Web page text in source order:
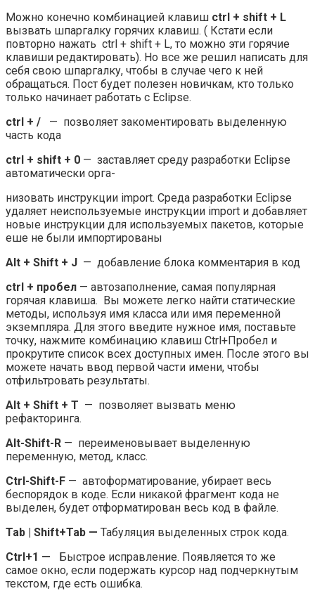
Можно конечно комбинацией клавиш ctrl + shift + L
вызвать шпаргалку горячих клавиш. ( Кстати если
повторно нажать ctrl + shift + L, то можно эти горячие
клавиши редактировать). Но все же решил написать для
себя свою шпаргалку, чтобы в случае чего к ней
обращаться. Пост будет полезен новичкам, кто только
только начинает работать с Eclipse.
ctrl + / — позволяет закоментировать выделенную
часть кода
ctrl + shift + 0 — заставляет среду разработки Eclipse
автоматически орга-
низовать инструкции import. Среда разработки Eclipse
удаляет неиспользуемые инструкции import и добавляет
новые инструкции для используемых пакетов, которые
еше не были импортированы
Alt + Shift + J — добавление блока комментария в код
ctrl + пробел — автозаполнение, самая популярная
горячая клавиша. Вы можете легко найти статические
методы, используя имя класса или имя переменной
экземпляра. Для этого введите нужное имя, поставьте
точку, нажмите комбинацию клавиш Ctrl+Пробел и
прокрутите список всех доступных имен. После этого вы
можете начать ввод первой части имени, чтобы
отфильтровать результаты.
Alt + Shift + T — позволяет вызвать меню
рефакторинга.
Alt-Shift-R — переименовывает выделенную
переменную, метод, класс.
Ctrl-Shift-F — автоформатирование, убирает весь
беспорядок в коде. Если никакой фрагмент кода не
выделен, будет отформатирован весь код в файле.
Tab | Shift+Tab — Табуляция выделенных строк кода.
Ctrl+1 —
Быстрое исправление. Появляется то же
самое окно, если подержать курсор над подчеркнутым
текстом, где есть ошибка.